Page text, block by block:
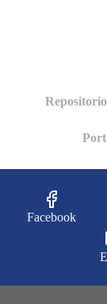
Facebook